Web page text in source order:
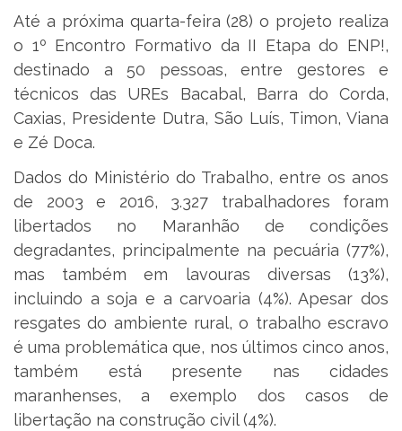
Até a próxima quarta-feira (28) o projeto realiza
o 1º Encontro Formativo da II Etapa do ENP!,
destinado a 50 pessoas, entre gestores e
técnicos das UREs Bacabal, Barra do Corda,
Caxias, Presidente Dutra, São Luís, Timon, Viana
e Zé Doca.
Dados do Ministério do Trabalho, entre os anos
de 2003 e 2016, 3.327 trabalhadores foram
libertados no Maranhão de condições
degradantes, principalmente na pecuária (77%),
mas também em lavouras diversas (13%),
incluindo a soja e a carvoaria (4%). Apesar dos
resgates do ambiente rural, o trabalho escravo
é uma problemática que, nos últimos cinco anos,
também está presente nas cidades
maranhenses, a exemplo dos casos de
libertação na construção civil (4%).